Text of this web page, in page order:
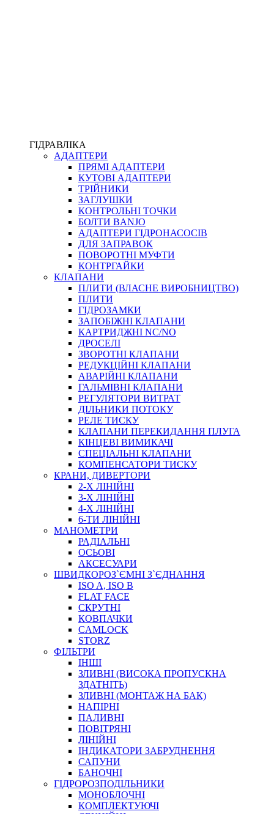
ФІТИНГИ ДІАГНОСТИЧНІ
АКСЕСУАРИ
ТРУБКИ ТА КОМПЛЕКТУЮЧІ
ФІТИНГИ ГІДРАВЛІЧНІ
ФІТИНГИ КОНДИЦІОНЕРНІ
ЗАХИСТ РУКАВІВ
ФІТИНГИ KARCHER
ФІТИНГИ НА ПІДЙОМ КАБІНИ
КОНЕКТОРИ
ХОМУТИ
ЧЕРВ`ЯЧНІ
ПРУЖИННІ
НЕЙЛОНОВІ
ПРОРЕЗИНЕНІ
АВТОТОВАРИ
АВТОХІМІЯ
ДОМКРАТИ
НАБОРИ ЗАПОБІЖНИКІВ, КЛЕМ, АКСЕСУАРІВ
НАСОСИ, КОМПРЕСОРИ, МАНОМЕТРИ
ПАСТА, АНТИСЕПТИК
ІНСТРУМЕНТ
САДОВИЙ ІНВЕНТАР
ЕЛЕКТРИЧНІ ПРИЛАДИ
ПАЛЬНИКИ, ПАЯЛЬНИКИ, ПАЯЛЬНІ ЛАМПИ
ІНСТРУМЕНТИ ДЛЯ ЕЛЕКТРИКА
ЕЛЕКТРОІНСТРУМЕНТИ
ЗАМКИ І КОМПЛЕКТУЮЧІ
ІНСТРУМЕНТИ ДЛЯ ЗВАРЮВАННЯ, АКСЕСУАРИ
ГІДРАВЛІКА
АДАПТЕРИ
ПРЯМІ АДАПТЕРИ
КУТОВІ АДАПТЕРИ
ТРІЙНИКИ
ЗАГЛУШКИ
КОНТРОЛЬНІ ТОЧКИ
БОЛТИ BANJO
АДАПТЕРИ ГІДРОНАСОСІВ
ДЛЯ ЗАПРАВОК
ПОВОРОТНІ МУФТИ
КОНТРГАЙКИ
КЛАПАНИ
ПЛИТИ (ВЛАСНЕ ВИРОБНИЦТВО)
ПЛИТИ
ГІДРОЗАМКИ
ЗАПОБІЖНІ КЛАПАНИ
КАРТРИДЖНІ NC/NO
ДРОСЕЛІ
ЗВОРОТНІ КЛАПАНИ
РЕДУКЦІЙНІ КЛАПАНИ
АВАРІЙНІ КЛАПАНИ
ГАЛЬМІВНІ КЛАПАНИ
РЕГУЛЯТОРИ ВИТРАТ
ДІЛЬНИКИ ПОТОКУ
РЕЛЕ ТИСКУ
КЛАПАНИ ПЕРЕКИДАННЯ ПЛУГА
КІНЦЕВІ ВИМИКАЧІ
СПЕЦІАЛЬНІ КЛАПАНИ
КОМПЕНСАТОРИ ТИСКУ
КРАНИ, ДИВЕРТОРИ
2-Х ЛІНІЙНІ
3-Х ЛІНІЙНІ
4-Х ЛІНІЙНІ
6-ТИ ЛІНІЙНІ
МАНОМЕТРИ
РАДІАЛЬНІ
ОСЬОВІ
АКСЕСУАРИ
ШВИДКОРОЗ`ЄМНІ З`ЄДНАННЯ
ISO A, ISO B
FLAT FACE
СКРУТНІ
КОВПАЧКИ
CAMLOCK
STORZ
ФІЛЬТРИ
ІНШІ
ЗЛИВНІ (ВИСОКА ПРОПУСКНА
ЗДАТНІТЬ)
ЗЛИВНІ (МОНТАЖ НА БАК)
НАПІРНІ
ПАЛИВНІ
ПОВІТРЯНІ
ЛІНІЙНІ
ІНДИКАТОРИ ЗАБРУДНЕННЯ
САПУНИ
БАНОЧНІ
ГІДРОРОЗПОДІЛЬНИКИ
МОНОБЛОЧНІ
КОМПЛЕКТУЮЧІ